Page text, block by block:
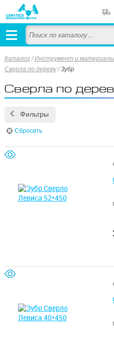
Каталог /Инструмент и материалы
Сверла по дереву/Зубр
Сверла по
Фильтры
Сбросить